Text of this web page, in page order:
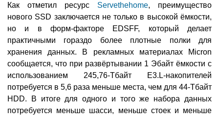
Как отметил ресурс Servethehome, преимущество
нового SSD заключается не только в высокой ёмкости,
но и в форм-факторе EDSFF, который делает
практичными гораздо более плотные полки для
хранения данных. В рекламных материалах Micron
сообщается, что при развёртывании 1 Эбайт ёмкости с
использованием 245,76-Тбайт E3.L-накопителей
потребуется в 5,6 раза меньше места, чем для 44-Тбайт
HDD. В итоге для одного и того же набора данных
потребуется меньше шасси, меньше стоек и меньше